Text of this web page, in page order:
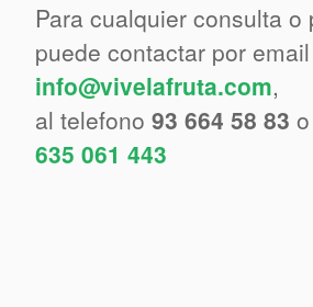
Para cualquier consulta o
puede contactar por
info@vivelafruta.com,
al telefono 93 664 58 83
635 061 443